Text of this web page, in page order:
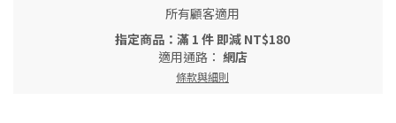
所有顧客適用
指定商品：滿 1 件 即減 NT$180
適用通路： 網店
條款與細則